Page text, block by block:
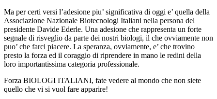
Ma per certi versi l’adesione piu’ significativa di oggi e’ quella della
Associazione Nazionale Biotecnologi Italiani nella persona del
presidente Davide Ederle. Una adesione che rappresenta un forte
segnale di risveglio da parte dei nostri biologi, il che ovviamente non
puo’ che farci piacere. La speranza, ovviamente, e’ che trovino
presto la forza ed il coraggio di riprendere in mano le redini della
loro importantissima categoria professionale.
Forza BIOLOGI ITALIANI, fate vedere al mondo che non siete
quello che vi si vuol fare apparire!